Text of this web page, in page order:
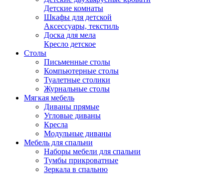
Детские комнаты
Шкафы для детской
Аксессуары, текстиль
Доска для мела
Кресло детское
Столы
Письменные столы
Компьютерные столы
Туалетные столики
Журнальные столы
Мягкая мебель
Диваны прямые
Угловые диваны
Кресла
Модульные диваны
Мебель для спальни
Наборы мебели для спальни
Тумбы прикроватные
Зеркала в спальню